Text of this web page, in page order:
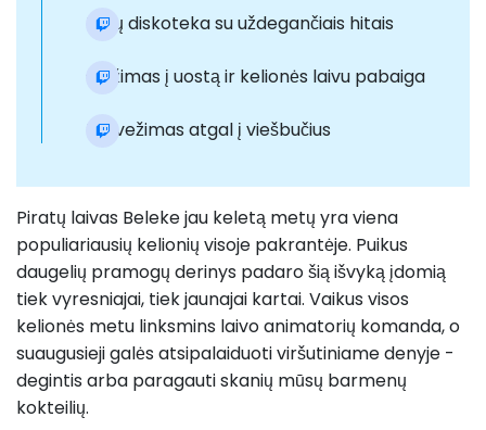
Putų diskoteka su uždegančiais hitais
Grįžimas į uostą ir kelionės laivu pabaiga
Pervežimas atgal į viešbučius
Piratų laivas Beleke jau keletą metų yra viena
populiariausių kelionių visoje pakrantėje. Puikus
daugelių pramogų derinys padaro šią išvyką įdomią
tiek vyresniajai, tiek jaunajai kartai. Vaikus visos
kelionės metu linksmins laivo animatorių komanda, o
suaugusieji galės atsipalaiduoti viršutiniame denyje -
degintis arba paragauti skanių mūsų barmenų
kokteilių.